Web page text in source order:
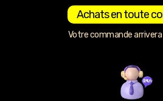
Achats en toute
Votre commande